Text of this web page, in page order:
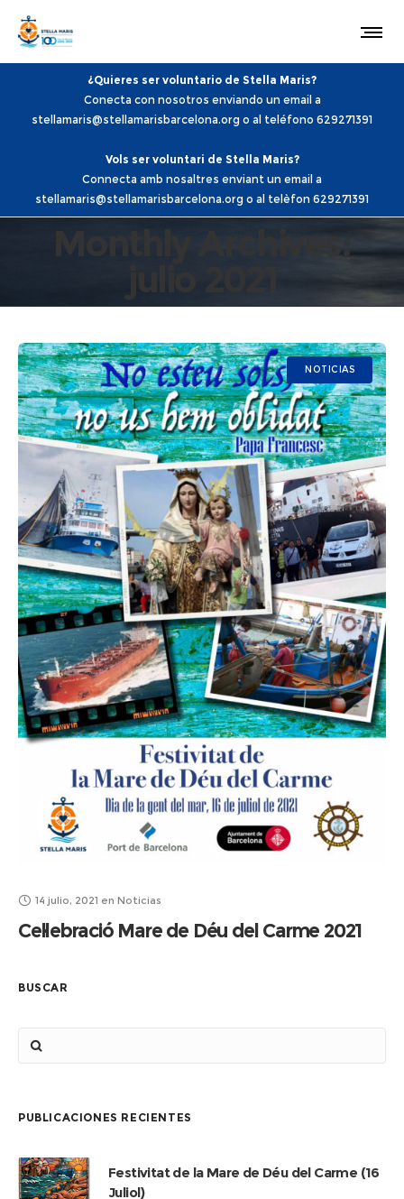
¿Quieres ser voluntario de Stella Maris?
Conecta con nosotros enviando un email a
stellamaris@stellamarisbarcelona.org o al teléfono 629271391
Vols ser voluntari de Stella Maris?
Connecta amb nosaltres enviant un email a
stellamaris@stellamarisbarcelona.org o al telèfon 629271391
Monthly Archives:
julio 2021
NOTICIAS
14 julio, 2021 en Noticias
Cel·lebració Mare de Déu del Carme 2021
BUSCAR
PUBLICACIONES RECIENTES
Festivitat de la Mare de Déu del Carme (16
Juliol)